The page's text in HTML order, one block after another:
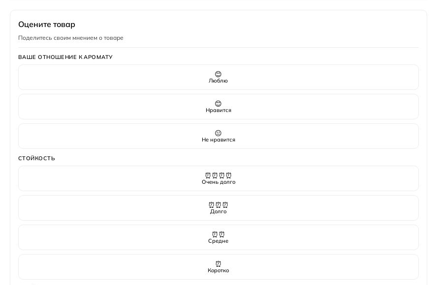
Оцените товар
Поделитесь своим мнением о товаре
ВАШЕ ОТНОШЕНИЕ К АРОМАТУ
😊
Люблю
😊
Нравится
😐
Не нравится
СТОЙКОСТЬ
⏰⏰⏰⏰
Очень долго
⏰⏰⏰
Долго
⏰⏰
Средне
⏰
Коротко